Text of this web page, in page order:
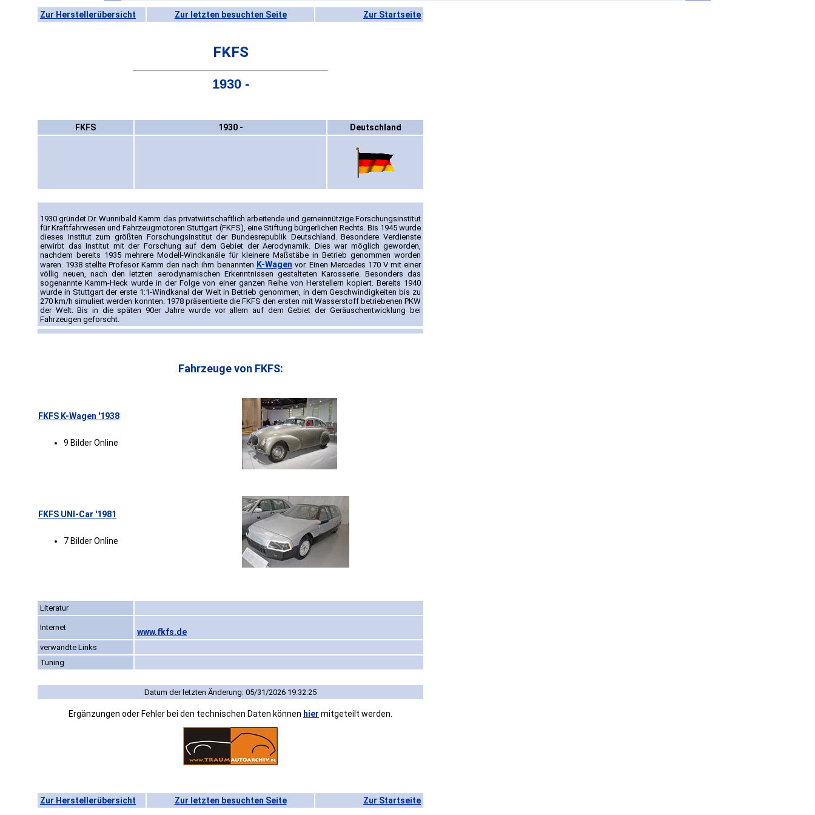
Zur Herstellerübersicht Zur letzten besuchten Seite Zur Startseite
FKFS
1930 -
FKFS 1930 - Deutschland
1930 gründet Dr. Wunnibald Kamm das privatwirtschaftlich arbeitende und gemeinnützige Forschungsinstitut
für Kraftfahrwesen und Fahrzeugmotoren Stuttgart (FKFS), eine Stiftung bürgerlichen Rechts. Bis 1945 wurde
dieses Institut zum größten Forschungsinstitut der Bundesrepublik Deutschland. Besondere Verdienste
erwirbt das Institut mit der Forschung auf dem Gebiet der Aerodynamik. Dies war möglich geworden,
nachdem bereits 1935 mehrere Modell-Windkanäle für kleinere Maßstäbe in Betrieb genommen worden
waren. 1938 stellte Profesor Kamm den nach ihm benannten K-Wagen vor. Einen Mercedes 170 V mit einer
völlig neuen, nach den letzten aerodynamischen Erkenntnissen gestalteten Karosserie. Besonders das
sogenannte Kamm-Heck wurde in der Folge von einer ganzen Reihe von Herstellern kopiert. Bereits 1940
wurde in Stuttgart der erste 1:1-Windkanal der Welt in Betrieb genommen, in dem Geschwindigkeiten bis zu
270 km/h simuliert werden konnten. 1978 präsentierte die FKFS den ersten mit Wasserstoff betriebenen PKW
der Welt. Bis in die späten 90er Jahre wurde vor allem auf dem Gebiet der Geräuschentwicklung bei
Fahrzeugen geforscht.
Fahrzeuge von FKFS:
FKFS K-Wagen '1938
9 Bilder Online
FKFS UNI-Car '1981
7 Bilder Online
Literatur
Internet www.fkfs.de
verwandte Links
Tuning
Datum der letzten Änderung: 05/31/2026 19:32:25
Ergänzungen oder Fehler bei den technischen Daten können hier mitgeteilt werden.
Zur Herstellerübersicht Zur letzten besuchten Seite Zur Startseite